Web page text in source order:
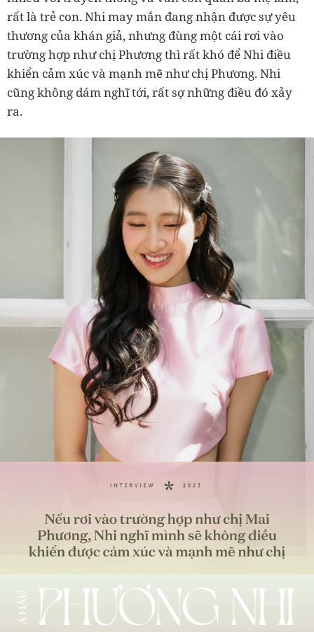
rất là trẻ con. Nhi may mắn đang nhận được sự yêu
thương của khán giả, nhưng đùng một cái rơi vào
trường hợp như chị Phương thì rất khó để Nhi điều
khiển cảm xúc và mạnh mẽ như chị Phương. Nhi
cũng không dám nghĩ tới, rất sợ những điều đó xảy
ra.